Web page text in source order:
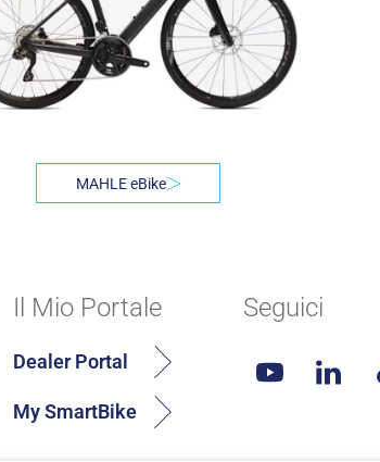
MAHLE eBike
Il Mio Portale
Dealer Portal
My SmartBike
Seguici